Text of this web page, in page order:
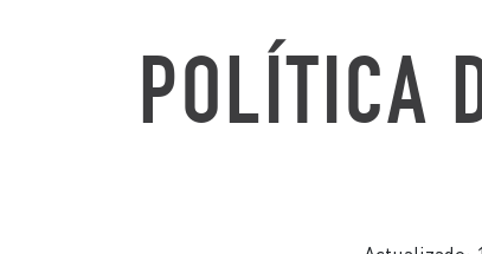
POLÍTICA